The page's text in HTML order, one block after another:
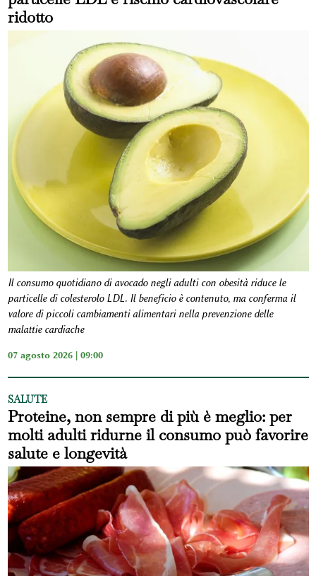
ridotto
Il consumo quotidiano di avocado negli adulti con obesità riduce le
particelle di colesterolo LDL. Il beneficio è contenuto, ma conferma il
valore di piccoli cambiamenti alimentari nella prevenzione delle
malattie cardiache
07 agosto 2026 | 09:00
SALUTE
Proteine, non sempre di più è meglio: per
molti adulti ridurne il consumo può favorire
salute e longevità